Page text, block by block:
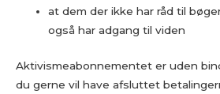
at dem der ikke har råd til
også har adgang til viden
Aktivismeabonnementet er uden
du gerne vil have afsluttet